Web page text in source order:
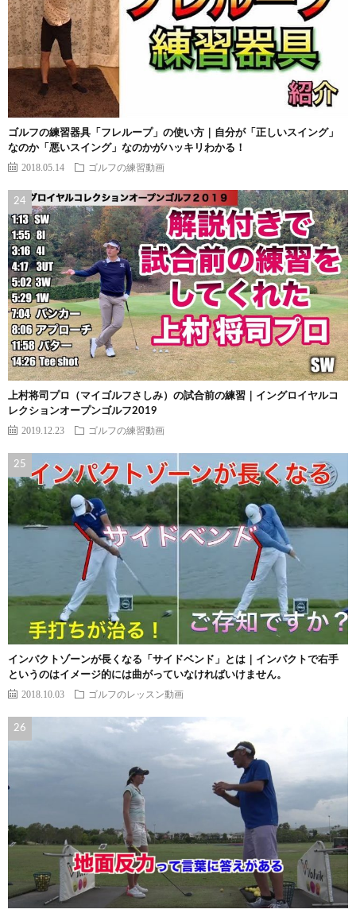
ゴルフの練習器具「フレループ」の使い方｜自分が「正しいスイング」
なのか「悪いスイング」なのかがハッキリわかる！
2018.05.14 ゴルフの練習動画
上村将司プロ（マイゴルフさしみ）の試合前の練習｜イングロイヤルコ
レクションオープンゴルフ2019
2019.12.23 ゴルフの練習動画
インパクトゾーンが長くなる「サイドベンド」とは｜インパクトで右手
というのはイメージ的には曲がっていなければいけません。
2018.10.03 ゴルフのレッスン動画